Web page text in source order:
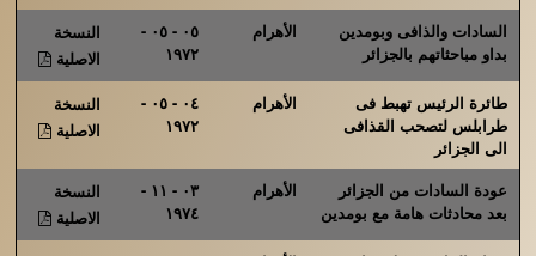
السادات والذافى وبومدين
بداو مباحثاتهم بالجزائر
الأهرام
٠٥ - ٠٥ -
١٩٧٢
النسخة
الاصلية
طائرة الرئيس تهبط فى
طرابلس لتصحب القذافى
الى الجزائر
الأهرام
٠٤ - ٠٥ -
١٩٧٢
النسخة
الاصلية
عودة السادات من الجزائر
بعد محادثات هامة مع بومدين
الأهرام
٠٣ - ١١ -
١٩٧٤
النسخة
الاصلية